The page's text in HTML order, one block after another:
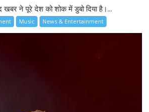
ने पूरे देश को शोक में डुबो दिया है।...
Music News & Entertainment